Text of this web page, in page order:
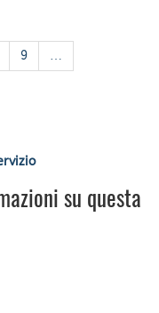
9
…
su questa